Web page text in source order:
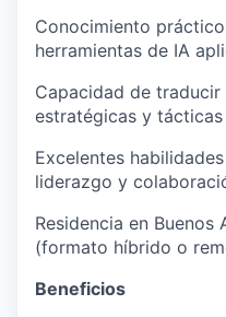
Conocimiento
herramientas de IA
Capacidad de
estratégicas y
Excelentes
liderazgo y
Residencia en Buenos
(formato híbrido o
Beneficios